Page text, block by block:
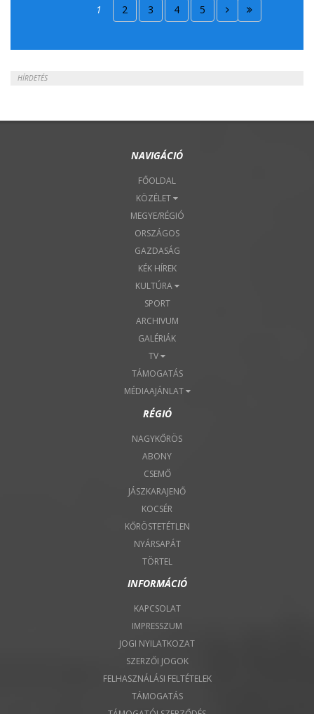
2018. Április 15.
1 2 3 4 5
HÍRDETÉS
NAVIGÁCIÓ
FŐOLDAL
KÖZÉLET
MEGYE/RÉGIÓ
ORSZÁGOS
GAZDASÁG
KÉK HÍREK
KULTÚRA
SPORT
ARCHIVUM
GALÉRIÁK
TV
TÁMOGATÁS
MÉDIAAJÁNLAT
RÉGIÓ
NAGYKŐRÖS
ABONY
CSEMŐ
JÁSZKARAJENŐ
KOCSÉR
KŐRÖSTETÉTLEN
NYÁRSAPÁT
TÖRTEL
INFORMÁCIÓ
KAPCSOLAT
IMPRESSZUM
JOGI NYILATKOZAT
SZERZŐI JOGOK
FELHASZNÁLÁSI FELTÉTELEK
TÁMOGATÁS